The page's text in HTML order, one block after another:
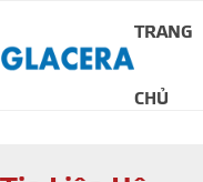
TRANG
CHỦ